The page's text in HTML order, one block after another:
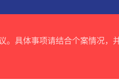
。具体事项请结合个案情况，